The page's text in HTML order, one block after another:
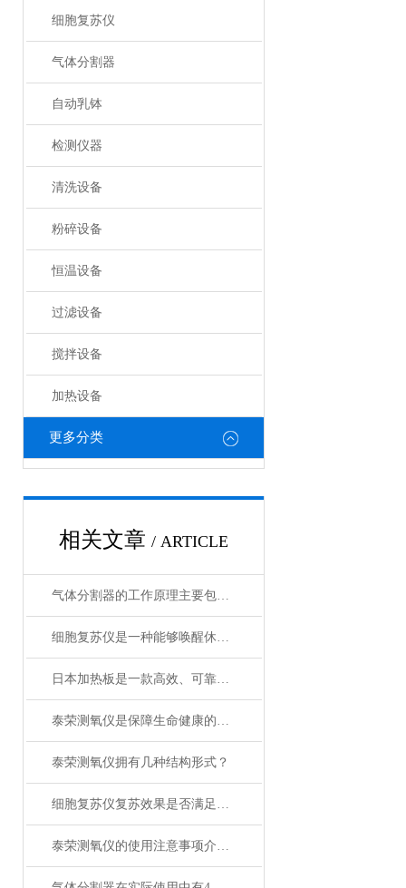
细胞复苏仪
气体分割器
自动乳钵
检测仪器
清洗设备
粉碎设备
恒温设备
过滤设备
搅拌设备
加热设备
更多分类
相关文章 / ARTICLE
气体分割器的工作原理主要包括以下3个方面
细胞复苏仪是一种能够唤醒休眠状态细胞的创新设备
日本加热板是一款高效、可靠的加热设备
泰荣测氧仪是保障生命健康的重要工具
泰荣测氧仪拥有几种结构形式？
细胞复苏仪复苏效果是否满足您的实际要求？
泰荣测氧仪的使用注意事项介绍及操作规程